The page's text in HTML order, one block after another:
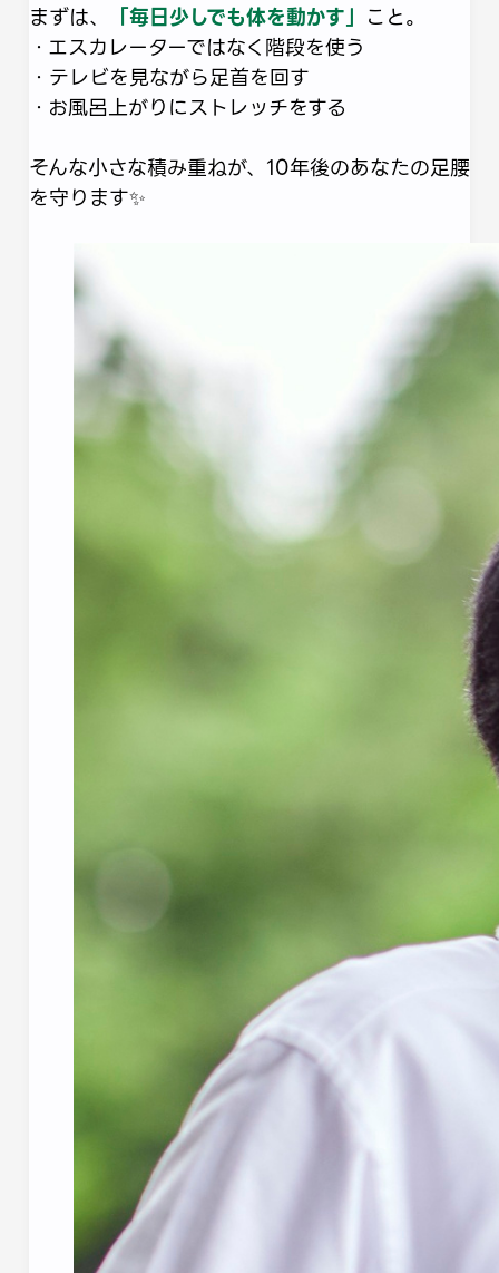
まずは、 「毎日少しでも体を動かす」 こと。
・エスカレーターではなく階段を使う
・テレビを見ながら足首を回す
・お風呂上がりにストレッチをする
そんな小さな積み重ねが、10年後のあなたの足腰
を守ります✨